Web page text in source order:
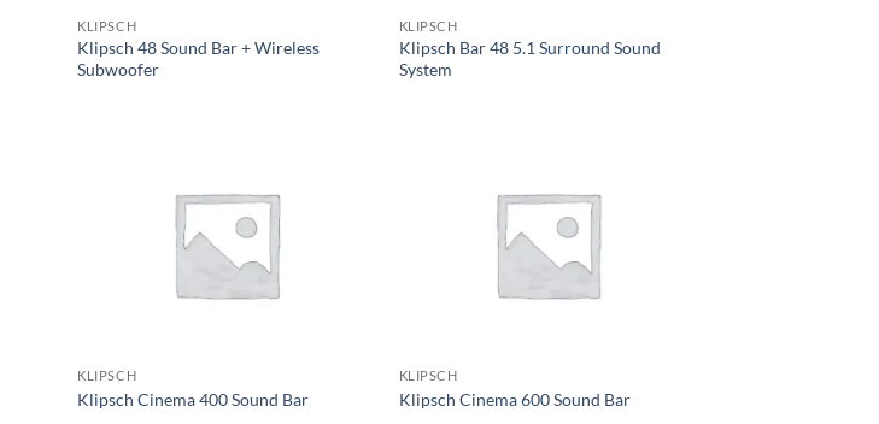
KLIPSCH
Klipsch 48 Sound Bar + Wireless
Subwoofer
KLIPSCH
Klipsch Bar 48 5.1 Surround Sound
System
KLIPSCH
Klipsch Cinema 400 Sound Bar
KLIPSCH
Klipsch Cinema 600 Sound Bar